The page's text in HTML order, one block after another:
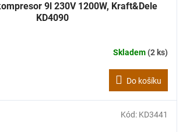
9l 230V 1200W, Kraft&Dele
KD4090
Skladem(2 ks)
Do košíku
Kód: KD3441